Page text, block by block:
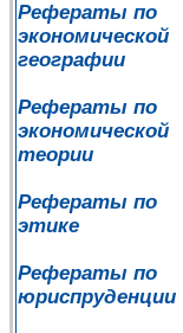
Рефераты по
экономической
географии
Рефераты по
экономической
теории
Рефераты по
этике
Рефераты по
юриспруденции